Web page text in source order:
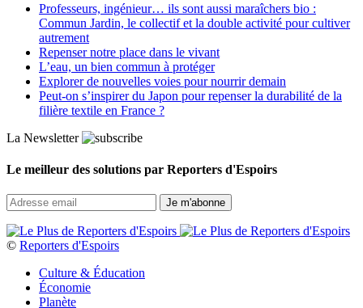
Professeurs, ingénieur… ils sont aussi maraîchers bio :
Commun Jardin, le collectif et la double activité pour cultiver
autrement
Repenser notre place dans le vivant
L’eau, un bien commun à protéger
Explorer de nouvelles voies pour nourrir demain
Peut‑on s’inspirer du Japon pour repenser la durabilité de la
filière textile en France ?
La Newsletter
Le meilleur des solutions par Reporters d'Espoirs
© Reporters d'Espoirs
Culture & Éducation
Économie
Planète